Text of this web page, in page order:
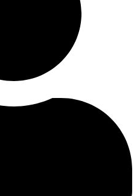
a jornalistas e profissionais
institucional do
visual, informação sobre a
comunicação.
disponibiliza a sua equipa
de comunicação social através
e esclarecimentos sobre temas
inovação agrícola, soluções